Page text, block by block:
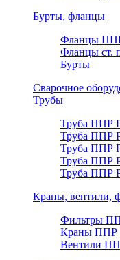
Бурты, фланцы
Фланцы
Фланцы ст.
Бурты
Сварочное
Трубы
Труба ППР
Труба ППР
Труба ППР
Труба ППР
Труба ППР
Краны, вентили,
Фильтры
Краны ППР
Вентили